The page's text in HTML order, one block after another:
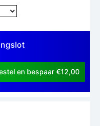
en bespaar €12,00